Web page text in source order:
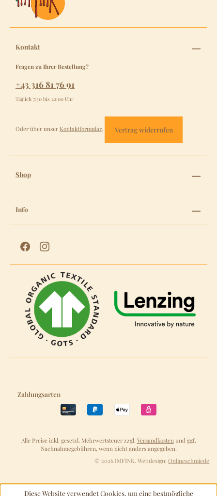
Kontakt
Fragen zu Ihrer Bestellung?
+43 316 81 76 91
Täglich 7:30 bis 22:00 Uhr
Oder über unser Kontaktformular. Vertrag widerrufen
Shop
Info
Zahlungsarten
Alle Preise inkl. gesetzl. Mehrwertsteuer zzgl. Versandkosten und ggf.
Nachnahmegebühren, wenn nicht anders angegeben.
© 2026 IMFINK. Webdesign:Onlineschmiede
Diese Website verwendet Cookies, um eine bestmögliche